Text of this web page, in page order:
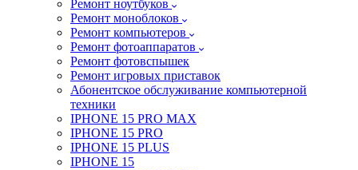
Ремонт ноутбуков
Ремонт моноблоков
Ремонт компьютеров
Ремонт фотоаппаратов
Ремонт фотовспышек
Ремонт игровых приставок
Абонентское обслуживание компьютерной
техники
IPHONE 15 PRO MAX
IPHONE 15 PRO
IPHONE 15 PLUS
IPHONE 15